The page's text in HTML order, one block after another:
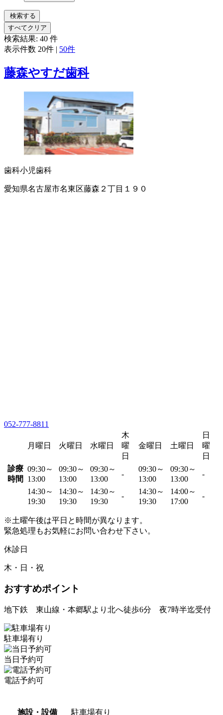
検索する
すべてクリア
検索結果: 40 件
表示件数 20件 | 50件
藤森やすだ歯科
歯科小児歯科
愛知県名古屋市名東区藤森２丁目１９０
052-777-8811
月曜日 火曜日 水曜日
木
曜
日
金曜日 土曜日
日
曜
日
診療
時間
09:30～
13:00
09:30～
13:00
09:30～
13:00
-
09:30～
13:00
09:30～
13:00
-
14:30～
19:30
14:30～
19:30
14:30～
19:30
-
14:30～
19:30
14:00～
17:00
-
※土曜午後は平日と時間が異なります。
緊急処理もお気軽にお問い合わせ下さい。
休診日
木・日・祝
おすすめポイント
地下鉄 東山線・本郷駅より北へ徒歩6分 夜7時半迄受付
駐車場有り
当日予約可
電話予約可
施設・設備 駐車場有り